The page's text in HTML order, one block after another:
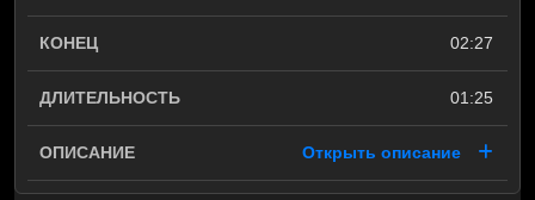
02:27
01:25
Открыть описание